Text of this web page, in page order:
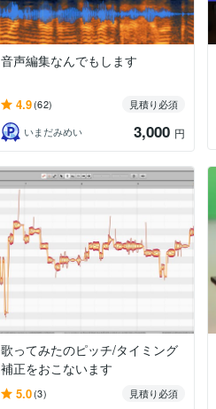
音声編集なんでもします
4.9(62)
見積り必須
いまだみめい
3,000 円
歌ってみたのピッチ/タイミング
補正をおこないます
5.0(3)
見積り必須